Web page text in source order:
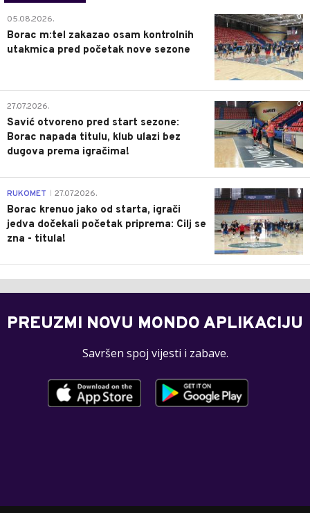
0
05.08.2026.
Borac m:tel zakazao osam kontrolnih
utakmica pred početak nove sezone
0
27.07.2026.
Savić otvoreno pred start sezone:
Borac napada titulu, klub ulazi bez
dugova prema igračima!
0
RUKOMET 27.07.2026.
Borac krenuo jako od starta, igrači
jedva dočekali početak priprema: Cilj se
zna - titula!
PREUZMI NOVU MONDO APLIKACIJU
Savršen spoj vijesti i zabave.